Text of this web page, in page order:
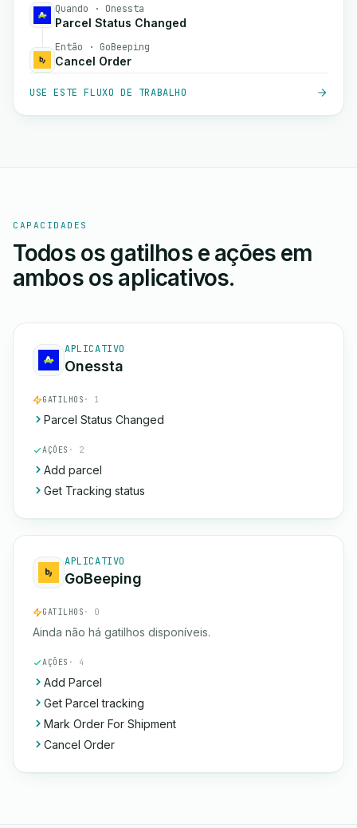
Quando · Onessta
Parcel Status Changed
Então · GoBeeping
Cancel Order
USE ESTE FLUXO DE TRABALHO
CAPACIDADES
Todos os gatilhos e ações em
ambos os aplicativos.
APLICATIVO
Onessta
GATILHOS · 1
Parcel Status Changed
AÇÕES · 2
Add parcel
Get Tracking status
APLICATIVO
GoBeeping
GATILHOS · 0
Ainda não há gatilhos disponíveis.
AÇÕES · 4
Add Parcel
Get Parcel tracking
Mark Order For Shipment
Cancel Order